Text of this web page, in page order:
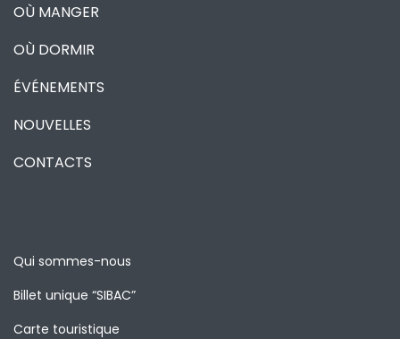
OÙ MANGER
OÙ DORMIR
ÉVÉNEMENTS
NOUVELLES
CONTACTS
Qui sommes-nous
Billet unique “SIBAC”
Carte touristique